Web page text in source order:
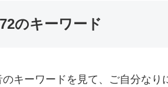
のキーワード
キーワードを見て、ご自分なり